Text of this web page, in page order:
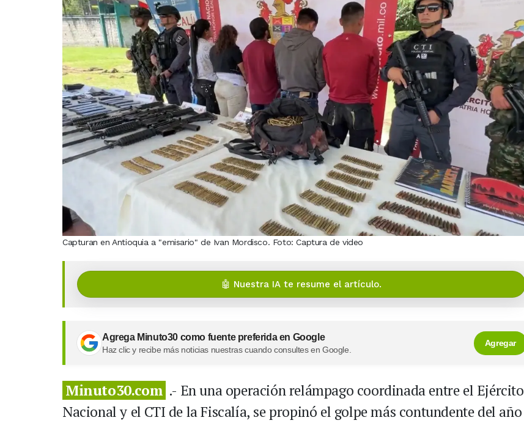
Capturan en Antioquia a "emisario" de Ivan Mordisco. Foto: Captura de video
🤖 Nuestra IA te resume el artículo.
Agrega Minuto30 como fuente preferida en Google
Haz clic y recibe más noticias nuestras cuando consultes en Google.
Agregar
Minuto30.com .- En una operación relámpago coordinada entre el Ejército
Nacional y el CTI de la Fiscalía, se propinó el golpe más contundente del año